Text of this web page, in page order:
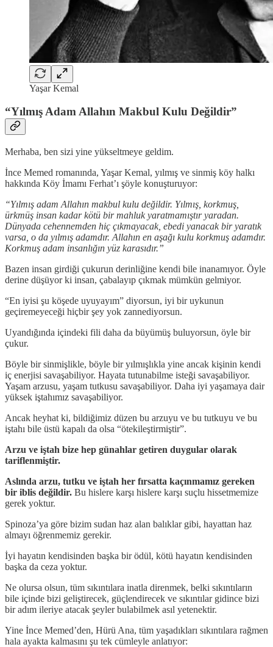
Yaşar Kemal
“Yılmış Adam Allahın Makbul Kulu Değildir”
Merhaba, ben sizi yine yükseltmeye geldim.
İnce Memed romanında, Yaşar Kemal, yılmış ve sinmiş köy halkı
hakkında Köy İmamı Ferhat’ı şöyle konuşturuyor:
“Yılmış adam Allahın makbul kulu değildir. Yılmış, korkmuş,
ürkmüş insan kadar kötü bir mahluk yaratmamıştır yaradan.
Dünyada cehennemden hiç çıkmayacak, ebedi yanacak bir yaratık
varsa, o da yılmış adamdır. Allahın en aşağı kulu korkmuş adamdır.
Korkmuş adam insanlığın yüz karasıdır.”
Bazen insan girdiği çukurun derinliğine kendi bile inanamıyor. Öyle
derine düşüyor ki insan, çabalayıp çıkmak mümkün gelmiyor.
“En iyisi şu köşede uyuyayım” diyorsun, iyi bir uykunun
geçiremeyeceği hiçbir şey yok zannediyorsun.
Uyandığında içindeki fili daha da büyümüş buluyorsun, öyle bir
çukur.
Böyle bir sinmişlikle, böyle bir yılmışlıkla yine ancak kişinin kendi
iç enerjisi savaşabiliyor. Hayata tutunabilme isteği savaşabiliyor.
Yaşam arzusu, yaşam tutkusu savaşabiliyor. Daha iyi yaşamaya dair
yüksek iştahımız savaşabiliyor.
Ancak heyhat ki, bildiğimiz düzen bu arzuyu ve bu tutkuyu ve bu
iştahı bile üstü kapalı da olsa “ötekileştirmiştir”.
Arzu ve iştah bize hep günahlar getiren duygular olarak
tariflenmiştir.
Aslında arzu, tutku ve iştah her fırsatta kaçınmamız gereken
bir iblis değildir. Bu hislere karşı hislere karşı suçlu hissetmemize
gerek yoktur.
Spinoza’ya göre bizim sudan haz alan balıklar gibi, hayattan haz
almayı öğrenmemiz gerekir.
İyi hayatın kendisinden başka bir ödül, kötü hayatın kendisinden
başka da ceza yoktur.
Ne olursa olsun, tüm sıkıntılara inatla direnmek, belki sıkıntıların
bile içinde bizi geliştirecek, güçlendirecek ve sıkıntılar gidince bizi
bir adım ileriye atacak şeyler bulabilmek asıl yetenektir.
Yine İnce Memed’den, Hürü Ana, tüm yaşadıkları sıkıntılara rağmen
hala ayakta kalmasını şu tek cümleyle anlatıyor: